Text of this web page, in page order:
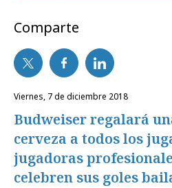
Comparte
viernes, 7 de diciembre 2018
Budweiser regalará
cerveza a todos los
jugadoras
celebren sus goles